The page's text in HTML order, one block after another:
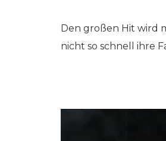
Den großen Hit wird
nicht so schnell ihre